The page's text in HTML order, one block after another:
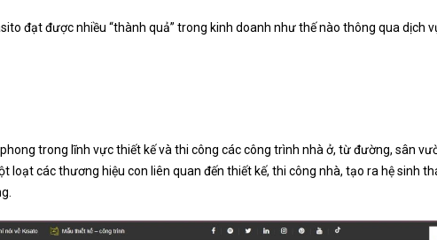
đạt được nhiều “thành quả” trong kinh doanh như thế nào thông qua dịch
trong lĩnh vực thiết kế và thi công các công trình nhà ở, từ đường, sân
loạt các thương hiệu con liên quan đến thiết kế, thi công nhà, tạo ra hệ sinh